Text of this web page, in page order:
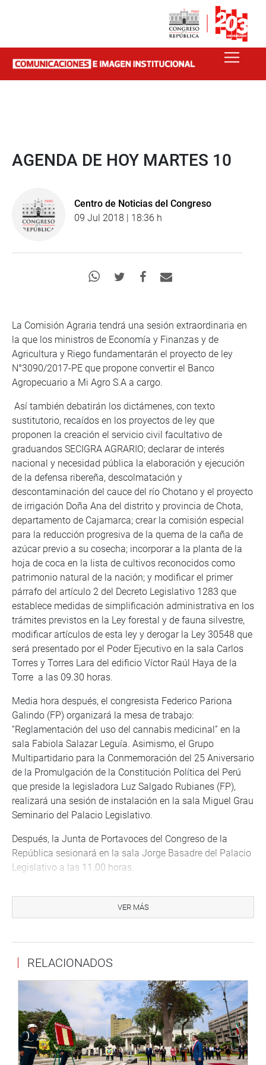
AGENDA DE HOY MARTES 10
Centro de Noticias del Congreso
09 Jul 2018 | 18:36 h
La Comisión Agraria tendrá una sesión extraordinaria en
la que los ministros de Economía y Finanzas y de
Agricultura y Riego fundamentarán el proyecto de ley
N°3090/2017-PE que propone convertir el Banco
Agropecuario a Mi Agro S.A a cargo.
Así también debatirán los dictámenes, con texto
sustitutorio, recaídos en los proyectos de ley que
proponen la creación el servicio civil facultativo de
graduandos SECIGRA AGRARIO; declarar de interés
nacional y necesidad pública la elaboración y ejecución
de la defensa ribereña, descolmatación y
descontaminación del cauce del río Chotano y el proyecto
de irrigación Doña Ana del distrito y provincia de Chota,
departamento de Cajamarca; crear la comisión especial
para la reducción progresiva de la quema de la caña de
azúcar previo a su cosecha; incorporar a la planta de la
hoja de coca en la lista de cultivos reconocidos como
patrimonio natural de la nación; y modificar el primer
párrafo del artículo 2 del Decreto Legislativo 1283 que
establece medidas de simplificación administrativa en los
trámites previstos en la Ley forestal y de fauna silvestre,
modificar artículos de esta ley y derogar la Ley 30548 que
será presentado por el Poder Ejecutivo en la sala Carlos
Torres y Torres Lara del edificio Víctor Raúl Haya de la
Torre a las 09.30 horas.
Media hora después, el congresista Federico Pariona
Galindo (FP) organizará la mesa de trabajo:
“Reglamentación del uso del cannabis medicinal” en la
sala Fabiola Salazar Leguía. Asimismo, el Grupo
Multipartidario para la Conmemoración del 25 Aniversario
de la Promulgación de la Constitución Política del Perú
que preside la legisladora Luz Salgado Rubianes (FP),
realizará una sesión de instalación en la sala Miguel Grau
Seminario del Palacio Legislativo.
Después, la Junta de Portavoces del Congreso de la
República sesionará en la sala Jorge Basadre del Palacio
Legislativo a las 11.00 horas.
Sexuales contra Menores de Edad en Organizaciones
presidida por el parlamentario Alberto De Belaúnde De
Centro de Atención Psicosocial (CAPS) presentará la Guía
de los casos de abuso sexual; los avances y retrocesos de
su uso por el Instituto de Medicina Legal y la necesidad
de contar con este instrumento para valorar el daño en
niños, niñas y adolescentes. Luego, Juana Lloret,
psicóloga y psicoterapeuta, hablará de las secuelas de la
experiencia traumática de la violencia sexual en niños,
VER MÁS
RELACIONADOS